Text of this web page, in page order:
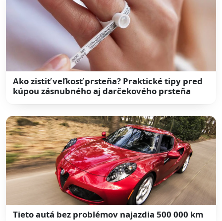
Ako zistiť veľkosť prsteňa? Praktické tipy pred
kúpou zásnubného aj darčekového prsteňa
Tieto autá bez problémov najazdia 500 000 km